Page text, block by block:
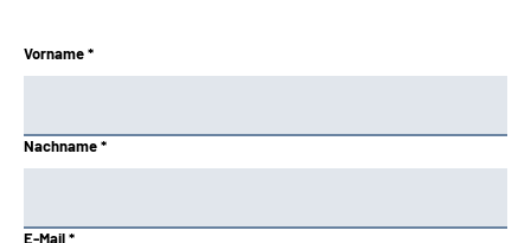
Vorname *
Nachname *
E-Mail *